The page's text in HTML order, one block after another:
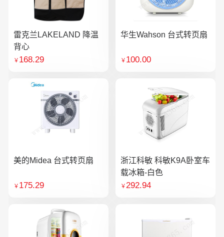
雷克兰LAKELAND 降温
背心
￥ 168.29
华生Wahson 台式转页扇
￥ 100.00
美的Midea 台式转页扇
￥ 175.29
浙江科敏 科敏K9A卧室车
载冰箱-白色
￥292.94